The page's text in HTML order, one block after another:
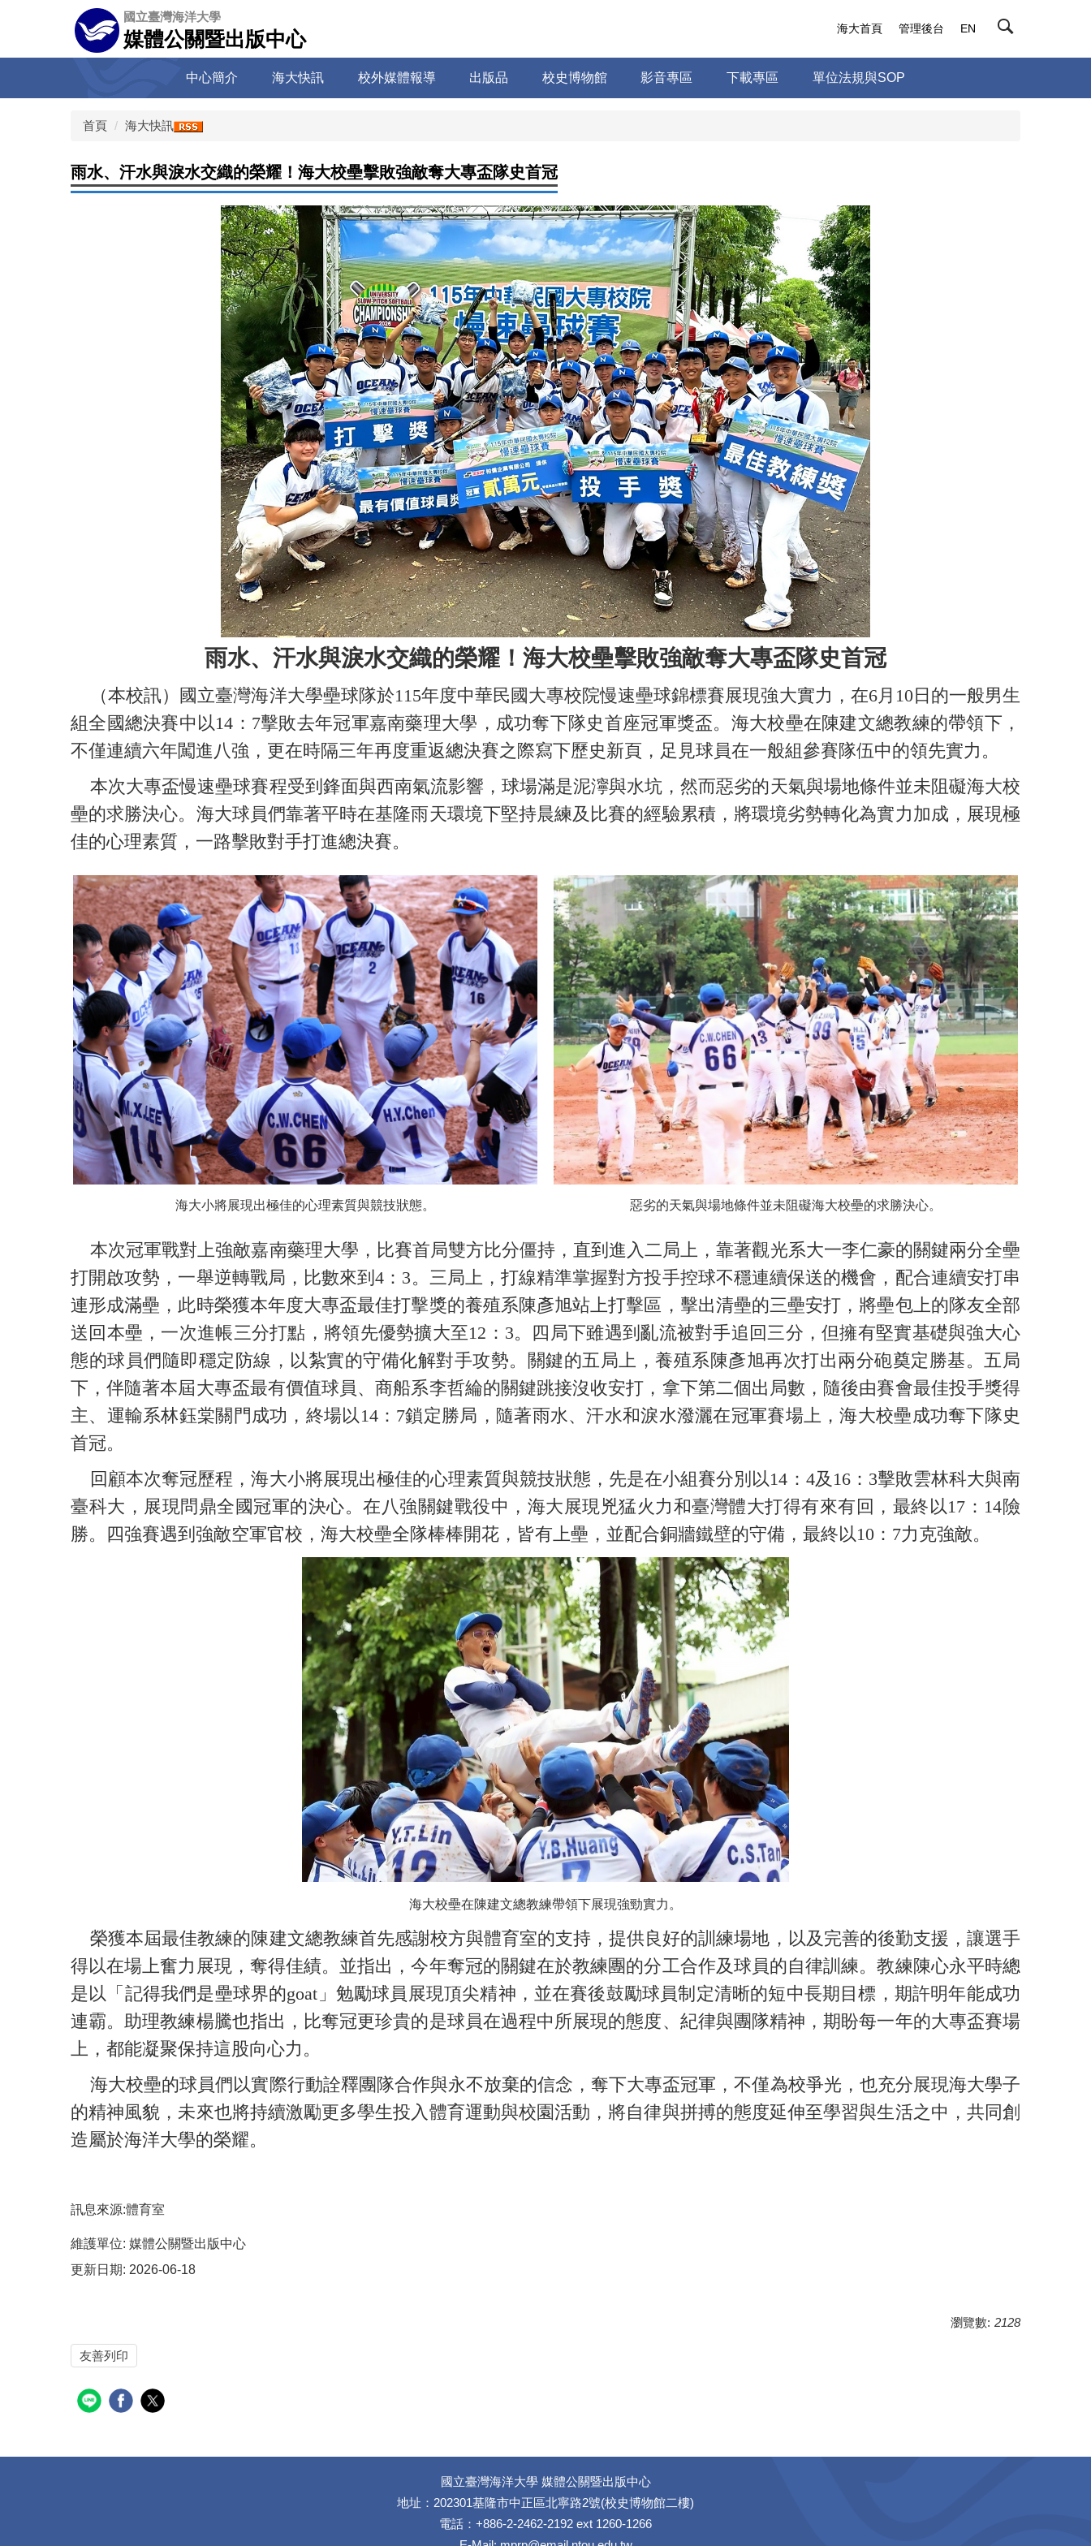
容
國立臺灣海洋大學
媒體公關暨出版中心
中心簡介 海大快訊 校外媒體報導 出版品 校史博物館 影音專區 下載專區 單位法規與SOP
海大首頁 管理後台 EN
首頁 海大快訊
雨水、汗水與淚水交織的榮耀！海大校壘擊敗強敵奪大專盃隊史首冠
雨水、汗水與淚水交織的榮耀！海大校壘擊敗強敵奪大專盃隊史首冠
（本校訊）國立臺灣海洋大學壘球隊於115年度中華民國大專校院慢速壘球錦標賽展現強大實力，在6月10日的一般男生
組全國總決賽中以14：7擊敗去年冠軍嘉南藥理大學，成功奪下隊史首座冠軍獎盃。海大校壘在陳建文總教練的帶領下，
不僅連續六年闖進八強，更在時隔三年再度重返總決賽之際寫下歷史新頁，足見球員在一般組參賽隊伍中的領先實力。
本次大專盃慢速壘球賽程受到鋒面與西南氣流影響，球場滿是泥濘與水坑，然而惡劣的天氣與場地條件並未阻礙海大校
壘的求勝決心。海大球員們靠著平時在基隆雨天環境下堅持晨練及比賽的經驗累積，將環境劣勢轉化為實力加成，展現極
佳的心理素質，一路擊敗對手打進總決賽。
海大小將展現出極佳的心理素質與競技狀態。 惡劣的天氣與場地條件並未阻礙海大校壘的求勝決心。
本次冠軍戰對上強敵嘉南藥理大學，比賽首局雙方比分僵持，直到進入二局上，靠著觀光系大一李仁豪的關鍵兩分全壘
打開啟攻勢，一舉逆轉戰局，比數來到4：3。三局上，打線精準掌握對方投手控球不穩連續保送的機會，配合連續安打串
連形成滿壘，此時榮獲本年度大專盃最佳打擊獎的養殖系陳彥旭站上打擊區，擊出清壘的三壘安打，將壘包上的隊友全部
送回本壘，一次進帳三分打點，將領先優勢擴大至12：3。四局下雖遇到亂流被對手追回三分，但擁有堅實基礎與強大心
態的球員們隨即穩定防線，以紮實的守備化解對手攻勢。關鍵的五局上，養殖系陳彥旭再次打出兩分砲奠定勝基。五局
下，伴隨著本屆大專盃最有價值球員、商船系李哲綸的關鍵跳接沒收安打，拿下第二個出局數，隨後由賽會最佳投手獎得
主、運輸系林鈺棠關門成功，終場以14：7鎖定勝局，隨著雨水、汗水和淚水潑灑在冠軍賽場上，海大校壘成功奪下隊史
首冠。
回顧本次奪冠歷程，海大小將展現出極佳的心理素質與競技狀態，先是在小組賽分別以14：4及16：3擊敗雲林科大與南
臺科大，展現問鼎全國冠軍的決心。在八強關鍵戰役中，海大展現兇猛火力和臺灣體大打得有來有回，最終以17：14險
勝。四強賽遇到強敵空軍官校，海大校壘全隊棒棒開花，皆有上壘，並配合銅牆鐵壁的守備，最終以10：7力克強敵。
海大校壘在陳建文總教練帶領下展現強勁實力。
榮獲本屆最佳教練的陳建文總教練首先感謝校方與體育室的支持，提供良好的訓練場地，以及完善的後勤支援，讓選手
得以在場上奮力展現，奪得佳績。並指出，今年奪冠的關鍵在於教練團的分工合作及球員的自律訓練。教練陳心永平時總
是以「記得我們是壘球界的goat」勉勵球員展現頂尖精神，並在賽後鼓勵球員制定清晰的短中長期目標，期許明年能成功
連霸。助理教練楊騰也指出，比奪冠更珍貴的是球員在過程中所展現的態度、紀律與團隊精神，期盼每一年的大專盃賽場
上，都能凝聚保持這股向心力。
海大校壘的球員們以實際行動詮釋團隊合作與永不放棄的信念，奪下大專盃冠軍，不僅為校爭光，也充分展現海大學子
的精神風貌，未來也將持續激勵更多學生投入體育運動與校園活動，將自律與拼搏的態度延伸至學習與生活之中，共同創
造屬於海洋大學的榮耀。
訊息來源:體育室
維護單位: 媒體公關暨出版中心
更新日期: 2026-06-18
瀏覽數: 2128
友善列印
國立臺灣海洋大學 媒體公關暨出版中心
地址：202301基隆市中正區北寧路2號(校史博物館二樓)
電話：+886-2-2462-2192 ext 1260-1266